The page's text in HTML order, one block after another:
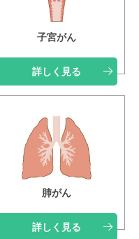
子宮がん
詳しく見る
肺がん
詳しく見る